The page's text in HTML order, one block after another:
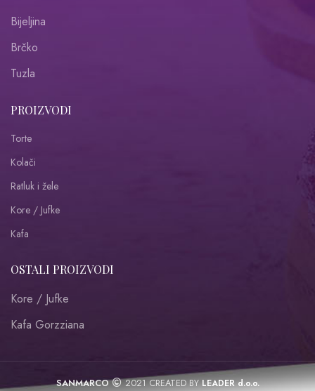
Bijeljina
Brčko
Tuzla
PROIZVODI
Torte
Kolači
Ratluk i žele
Kore / Jufke
Kafa
OSTALI PROIZVODI
Kore / Jufke
Kafa Gorzziana
SANMARCO 2021 CREATED BYLEADER d.o.o.